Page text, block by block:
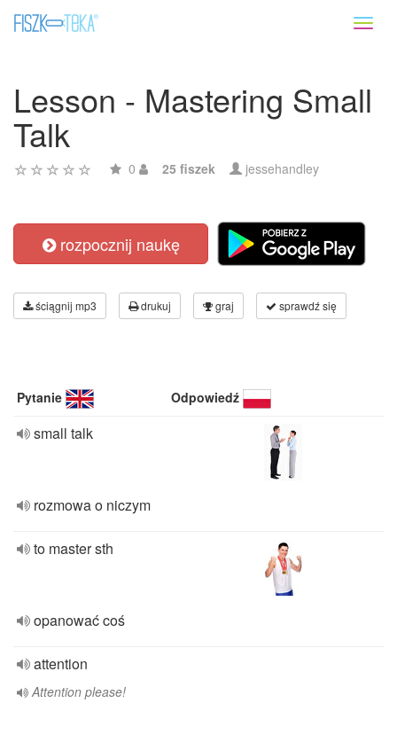
Lesson - Mastering Small
Talk
0 25 fiszek jessehandley
rozpocznij naukę
ściągnij mp3 drukuj graj sprawdź się
Pytanie Odpowiedź
small talk
rozmowa o niczym
to master sth
opanować coś
attention
Attention please!